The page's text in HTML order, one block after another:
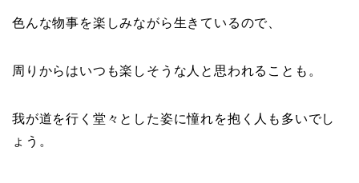
色んな物事を楽しみながら生きているので、
周りからはいつも楽しそうな人と思われることも。
我が道を行く堂々とした姿に憧れを抱く人も多いでし
ょう。